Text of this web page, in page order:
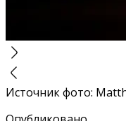
Источник фото: